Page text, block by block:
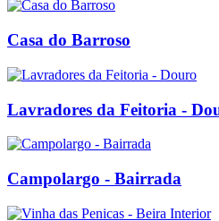
Casa do Barroso
Lavradores da Feitoria -
Campolargo - Bairrada